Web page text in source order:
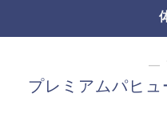
―
プレミアムパヒ